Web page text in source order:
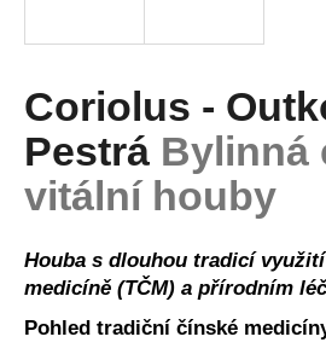
Coriolus -
Pestrá Bylinná
vitální houby
Houba s dlouhou tradicí
medicíně (TČM) a přírodním
Pohled tradiční čínské
í
t
?
HLEDAT